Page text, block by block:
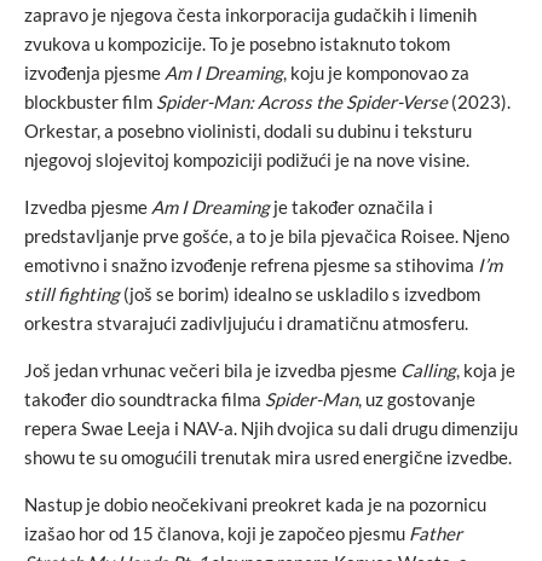
zapravo je njegova česta inkorporacija gudačkih i limenih
zvukova u kompozicije. To je posebno istaknuto tokom
izvođenja pjesme Am I Dreaming, koju je komponovao za
blockbuster film Spider-Man: Across the Spider-Verse(2023).
Orkestar, a posebno violinisti, dodali su dubinu i teksturu
njegovoj slojevitoj kompoziciji podižući je na nove visine.
Izvedba pjesme Am I Dreamingje također označila i
predstavljanje prve gošće, a to je bila pjevačica Roisee. Njeno
emotivno i snažno izvođenje refrena pjesme sa stihovima I’m
still fighting(još se borim) idealno se uskladilo s izvedbom
orkestra stvarajući zadivljujuću i dramatičnu atmosferu.
Još jedan vrhunac večeri bila je izvedba pjesme Calling, koja je
također dio soundtracka filma Spider-Man, uz gostovanje
repera Swae Leeja i NAV-a. Njih dvojica su dali drugu dimenziju
showu te su omogućili trenutak mira usred energične izvedbe.
Nastup je dobio neočekivani preokret kada je na pozornicu
izašao hor od 15 članova, koji je započeo pjesmu Father